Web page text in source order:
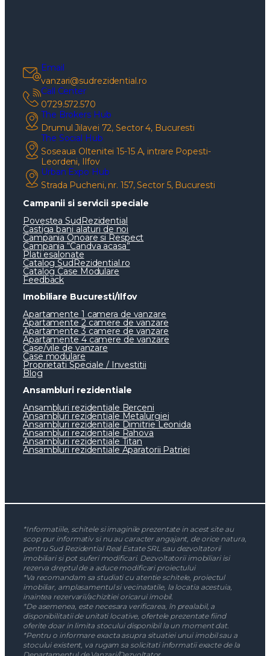
Email
vanzari@sudrezidential.ro
Call Center
0729.572.570
The Brokers Hub
Drumul Jilavei 72, Sector 4, Bucuresti
The Social Hub
Soseaua Oltenitei 15-15 A, intrare Popesti-
Leordeni, Ilfov
Urban Expo Hub
Strada Pucheni, nr. 157, Sector 5, Bucuresti
Campanii si servicii speciale
Povestea SudRezidential
Castiga bani alaturi de noi
Campania Onoare si Respect
Campania “Candva acasa”
Plati esalonate
Catalog SudRezidential.ro
Catalog Case Modulare
Feedback
Imobiliare Bucuresti/Ilfov
Apartamente 1 camera de vanzare
Apartamente 2 camere de vanzare
Apartamente 3 camere de vanzare
Apartamente 4 camere de vanzare
Case/vile de vanzare
Case modulare
Proprietati Speciale / Investitii
Blog
Ansambluri rezidentiale
Ansambluri rezidentiale Berceni
Ansambluri rezidentiale Metalurgiei
Ansambluri rezidentiale Dimitrie Leonida
Ansambluri rezidentiale Rahova
Ansambluri rezidentiale Titan
Ansambluri rezidentiale Aparatorii Patriei
*Informatiile, schitele si imaginile prezentate in acest site au
scop pur informativ si nu au caracter angajant, de orice natura,
pentru Sud Rezidential Real Estate SRL sau dezvoltatorii
imobiliari si pot suferi modificari. Dezvoltatorii imobiliari isi
rezerva dreptul de a aduce modificari proiectului
*Va recomandam sa studiati cu atentie schitele, proiectul
imobiliar, amplasamentul si vecinatatile, la locatia acestuia,
inaintea rezervarii/achizitiei oricarui imobil.
*De asemenea, este necesara verificarea, în prealabil, a
disponibilitatii de unitati locative, ofertele prezentate fiind
oferite doar in limita stocului disponibil la un moment dat.
*Pentru o informare exacta asupra situatiei unui imobil sau a
stocului existent, va rugam sa solicitati informatii exacte de la